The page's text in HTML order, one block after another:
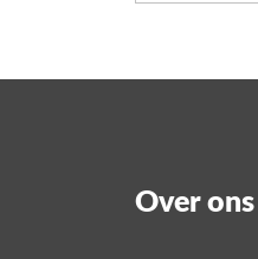
Over ons